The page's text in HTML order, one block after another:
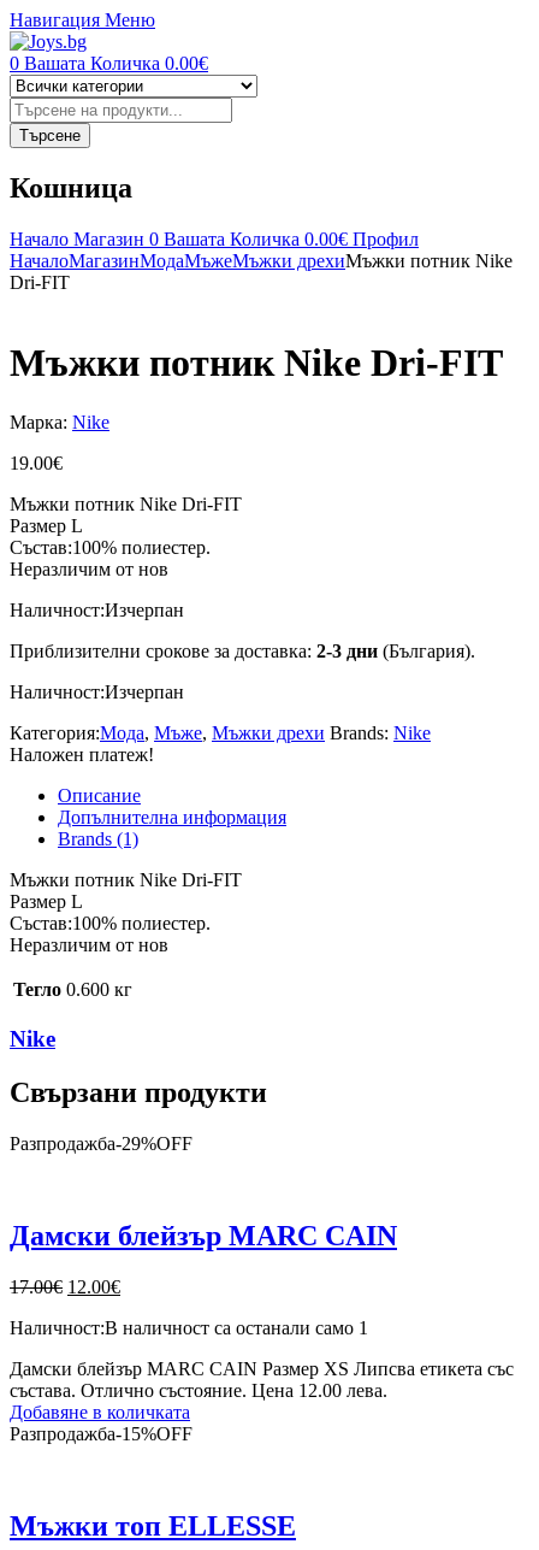
Навигация Меню
0 Вашата Количка 0.00€
Търсене
на
продукти
Търсене
Кошница
Начало Магазин 0 Вашата Количка 0.00€ Профил
НачалоМагазинМодаМъжеМъжки дрехиМъжки потник Nike
Dri-FIT
Мъжки потник Nike Dri-FIT
Марка: Nike
19.00€
Мъжки потник Nike Dri-FIT
Размер L
Състав:100% полиестер.
Неразличим от нов
Наличност:Изчерпан
Приблизителни срокове за доставка: 2-3 дни (България).
Наличност:Изчерпан
Категория:Мода, Мъже, Мъжки дрехи Brands: Nike
Наложен платеж!
Описание
Допълнителна информация
Brands (1)
Мъжки потник Nike Dri-FIT
Размер L
Състав:100% полиестер.
Неразличим от нов
Тегло 0.600 кг
Nike
Свързани продукти
Разпродажба-29%OFF
Дамски блейзър MARC CAIN
17.00€ Original
was:
12.00€Текущата
е:
Наличност:В наличност са останали само 1
Дамски блейзър MARC CAIN Размер XS Липсва етикета със
състава. Отлично състояние. Цена 12.00 лева.
Добавяне в количката
Разпродажба-15%OFF
Мъжки топ ELLESSE